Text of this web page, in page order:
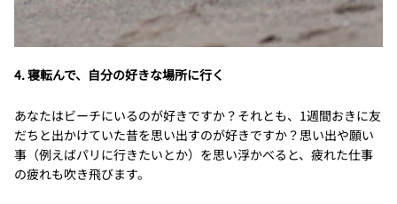
4. 寝転んで、自分の好きな場所に行く
あなたはビーチにいるのが好きですか？それとも、1週間おきに友
だちと出かけていた昔を思い出すのが好きですか？思い出や願い
事（例えばパリに行きたいとか）を思い浮かべると、疲れた仕事
の疲れも吹き飛びます。